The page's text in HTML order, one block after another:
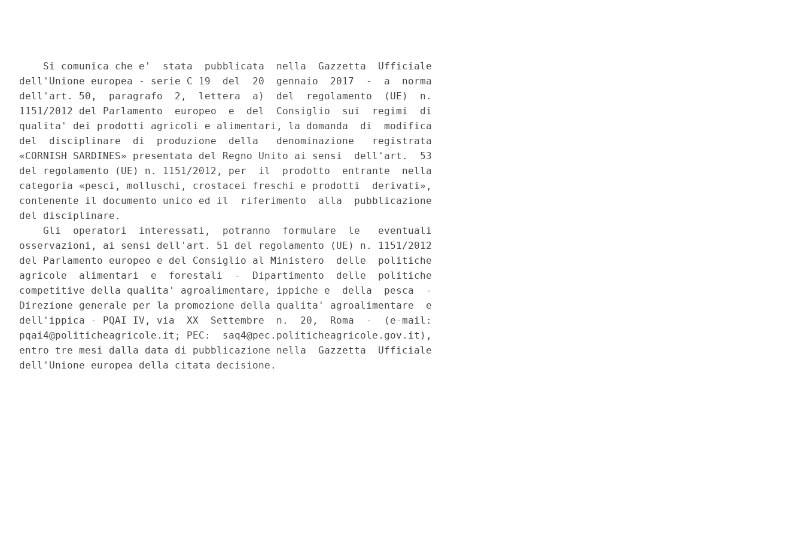
    Si comunica che e'  stata  pubblicata  nella  Gazzetta  Ufficiale
dell'Unione europea - serie C 19  del  20  gennaio  2017  -  a  norma
dell'art. 50,  paragrafo  2,  lettera  a)  del  regolamento  (UE)  n.
1151/2012 del Parlamento  europeo  e  del  Consiglio  sui  regimi  di
qualita' dei prodotti agricoli e alimentari, la domanda  di  modifica
del  disciplinare  di  produzione  della   denominazione   registrata
«CORNISH SARDINES» presentata del Regno Unito ai sensi  dell'art.  53
del regolamento (UE) n. 1151/2012, per  il  prodotto  entrante  nella
categoria «pesci, molluschi, crostacei freschi e prodotti  derivati»,
contenente il documento unico ed il  riferimento  alla  pubblicazione
del disciplinare.
    Gli  operatori  interessati,  potranno  formulare  le   eventuali
osservazioni, ai sensi dell'art. 51 del regolamento (UE) n. 1151/2012
del Parlamento europeo e del Consiglio al Ministero  delle  politiche
agricole  alimentari  e  forestali  -  Dipartimento  delle  politiche
competitive della qualita' agroalimentare, ippiche e  della  pesca  -
Direzione generale per la promozione della qualita' agroalimentare  e
dell'ippica - PQAI IV, via  XX  Settembre  n.  20,  Roma  -  (e-mail:
pqai4@politicheagricole.it; PEC:  saq4@pec.politicheagricole.gov.it),
entro tre mesi dalla data di pubblicazione nella  Gazzetta  Ufficiale